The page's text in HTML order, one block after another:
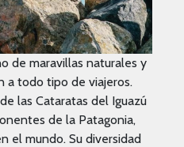
de maravillas naturales y
a todo tipo de viajeros.
las Cataratas del Iguazú
de la Patagonia,
el mundo. Su diversidad